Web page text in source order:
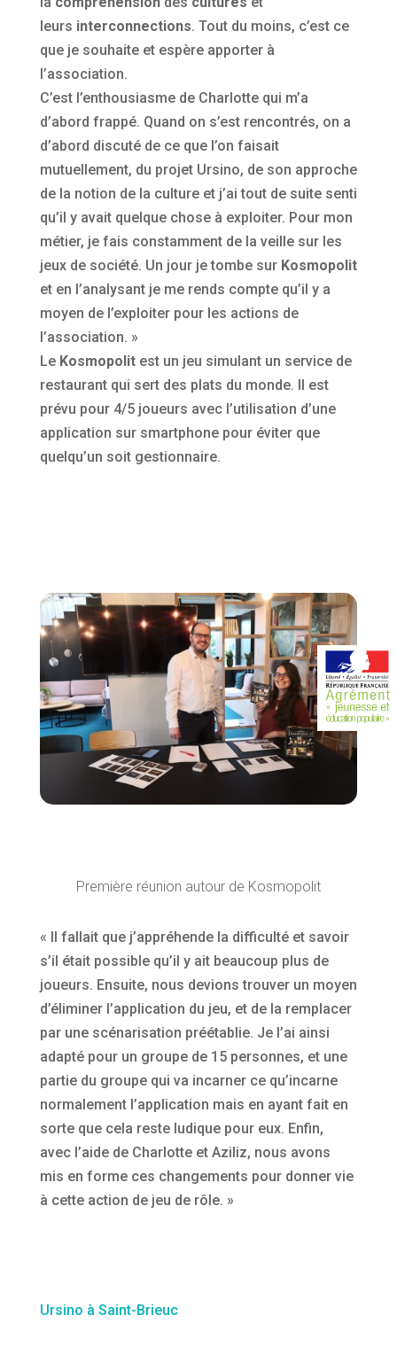
leurs interconnections. Tout du moins, c’est ce
que je souhaite et espère apporter à
l’association.
C’est l’enthousiasme de Charlotte qui m’a
d’abord frappé. Quand on s’est rencontrés, on a
d’abord discuté de ce que l’on faisait
mutuellement, du projet Ursino, de son approche
de la notion de la culture et j’ai tout de suite senti
qu’il y avait quelque chose à exploiter. Pour mon
métier, je fais constamment de la veille sur les
jeux de société. Un jour je tombe sur Kosmopolit
et en l’analysant je me rends compte qu’il y a
moyen de l’exploiter pour les actions de
l’association. »
Le Kosmopolitest un jeu simulant un service de
restaurant qui sert des plats du monde. Il est
prévu pour 4/5 joueurs avec l’utilisation d’une
application sur smartphone pour éviter que
quelqu’un soit gestionnaire.
Première réunion autour de Kosmopolit
« Il fallait que j’appréhende la difficulté et savoir
s’il était possible qu’il y ait beaucoup plus de
joueurs. Ensuite, nous devions trouver un moyen
d’éliminer l’application du jeu, et de la remplacer
par une scénarisation préétablie. Je l’ai ainsi
adapté pour un groupe de 15 personnes, et une
partie du groupe qui va incarner ce qu’incarne
normalement l’application mais en ayant fait en
sorte que cela reste ludique pour eux. Enfin,
avec l’aide de Charlotte et Aziliz, nous avons
mis en forme ces changements pour donner vie
à cette action de jeu de rôle. »
Ursino à Saint-Brieuc